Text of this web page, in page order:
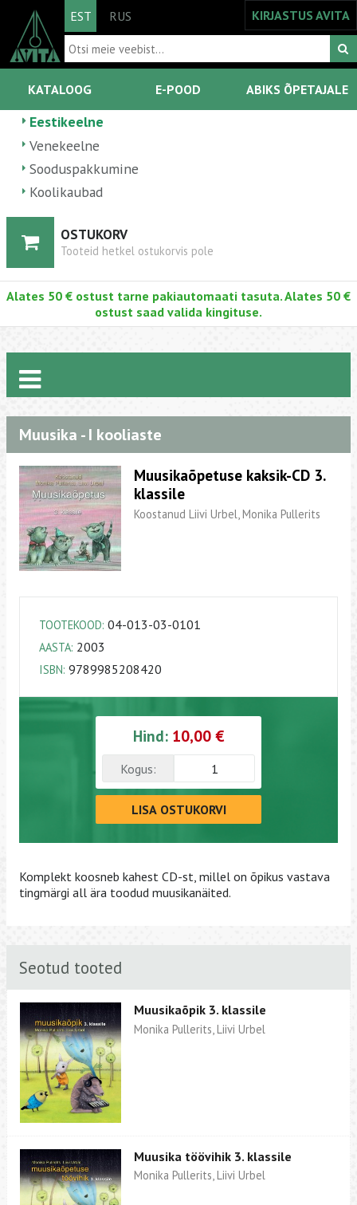
EST RUS KIRJASTUS AVITA
KATALOOG E-POOD ABIKS ÕPETAJALE
Eestikeelne
Venekeelne
Sooduspakkumine
Koolikaubad
OSTUKORV
Tooteid hetkel ostukorvis pole
Alates 50 € ostust tarne pakiautomaati tasuta. Alates 50 €
ostust saad valida kingituse.
Muusika - I kooliaste
Muusikaõpetuse kaksik-CD 3.
klassile
Koostanud Liivi Urbel, Monika Pullerits
TOOTEKOOD: 04-013-03-0101
AASTA: 2003
ISBN: 9789985208420
Hind: 10,00 €
Kogus:
LISA OSTUKORVI
Komplekt koosneb kahest CD-st, millel on õpikus vastava
tingmärgi all ära toodud muusikanäited.
Seotud tooted
Muusikaõpik 3. klassile
Monika Pullerits, Liivi Urbel
Muusika töövihik 3. klassile
Monika Pullerits, Liivi Urbel